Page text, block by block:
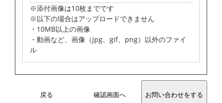
※添付画像は10枚までです
※以下の場合はアップロードできません
・10MB以上の画像
・動画など、画像（jpg、gif、png）以外のファイ
ル
戻る 確認画面へ